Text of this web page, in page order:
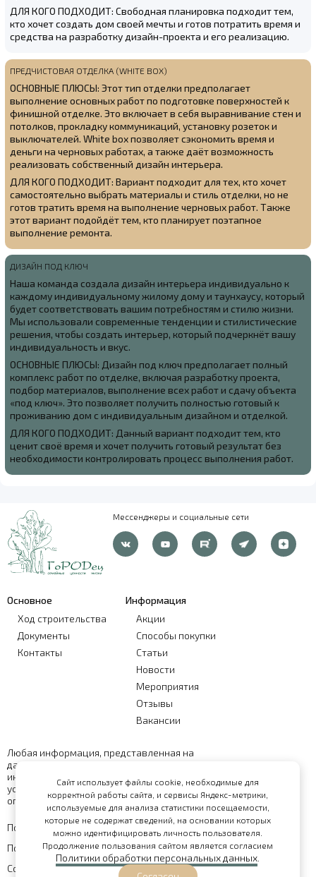
ДЛЯ КОГО ПОДХОДИТ: Свободная планировка подходит тем,
кто хочет создать дом своей мечты и готов потратить время и
средства на разработку дизайн-проекта и его реализацию.
ПРЕДЧИСТОВАЯ ОТДЕЛКА (WHITE BOX)
ОСНОВНЫЕ ПЛЮСЫ: Этот тип отделки предполагает
выполнение основных работ по подготовке поверхностей к
финишной отделке. Это включает в себя выравнивание стен и
потолков, прокладку коммуникаций, установку розеток и
выключателей. White box позволяет сэкономить время и
деньги на черновых работах, а также даёт возможность
реализовать собственный дизайн интерьера.
ДЛЯ КОГО ПОДХОДИТ: Вариант подходит для тех, кто хочет
самостоятельно выбрать материалы и стиль отделки, но не
готов тратить время на выполнение черновых работ. Также
этот вариант подойдёт тем, кто планирует поэтапное
выполнение ремонта.
ДИЗАЙН ПОД КЛЮЧ
Наша команда создала дизайн интерьера индивидуально к
каждому индивидуальному жилому дому и таунхаусу, который
будет соответствовать вашим потребностям и стилю жизни.
Мы использовали современные тенденции и стилистические
решения, чтобы создать интерьер, который подчеркнёт вашу
индивидуальность и вкус.
ОСНОВНЫЕ ПЛЮСЫ: Дизайн под ключ предполагает полный
комплекс работ по отделке, включая разработку проекта,
подбор материалов, выполнение всех работ и сдачу объекта
«под ключ». Это позволяет получить полностью готовый к
проживанию дом с индивидуальным дизайном и отделкой.
ДЛЯ КОГО ПОДХОДИТ: Данный вариант подходит тем, кто
ценит своё время и хочет получить готовый результат без
необходимости контролировать процесс выполнения работ.
Мессенджеры и социальные сети
Основное
Ход строительства
Документы
Контакты
Информация
Акции
Способы покупки
Статьи
Новости
Мероприятия
Отзывы
Вакансии
Любая информация, представленная на
данном сайте, носит исключительно
информационный характер и ни при каких
условиях не является публичной офертой,
определяемой положениями статьи 437 ГК РФ
Политика обработки персональных данных
Политика конфиденциальности
Согласие на обработку персональных данных
Сайт использует файлы cookie, необходимые для
корректной работы сайта, и сервисы Яндекс-метрики,
используемые для анализа статистики посещаемости,
которые не содержат сведений, на основании которых
можно идентифицировать личность пользователя.
Продолжение пользования сайтом является согласием
Политики обработки персональных данных